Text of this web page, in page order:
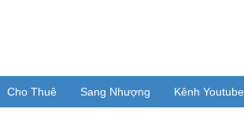
Cho Thuê Sang Nhượng Kênh Youtube